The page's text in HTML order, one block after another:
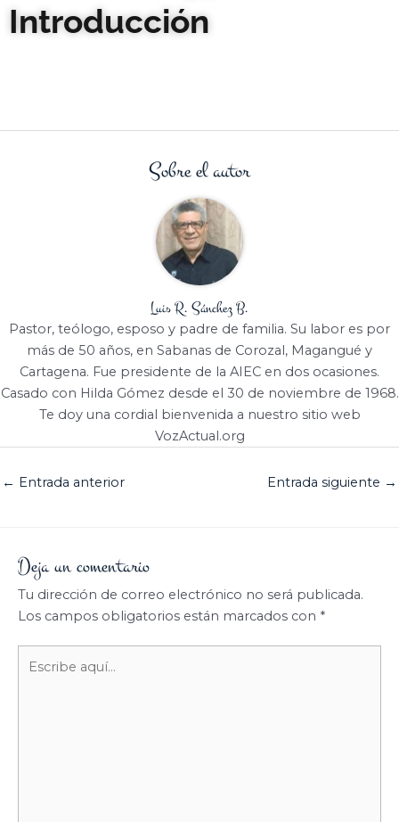
Introducción
Sobre el autor
Luis R. Sánchez B.
Pastor, teólogo, esposo y padre de familia. Su labor es por
más de 50 años, en Sabanas de Corozal, Magangué y
Cartagena. Fue presidente de la AIEC en dos ocasiones.
Casado con Hilda Gómez desde el 30 de noviembre de 1968.
Te doy una cordial bienvenida a nuestro sitio web
VozActual.org
← Entrada anterior Entrada siguiente →
Deja un comentario
Tu dirección de correo electrónico no será publicada.
Los campos obligatorios están marcados con *